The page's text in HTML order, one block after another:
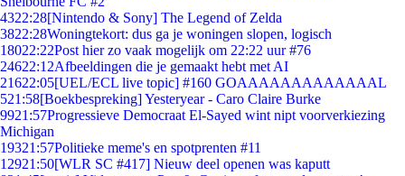
4322:28[Nintendo & Sony] The Legend of Zelda
3822:28Woningtekort: dus ga je woningen slopen, logisch
18022:22Post hier zo vaak mogelijk om 22:22 uur #76
24622:12Afbeeldingen die je gemaakt hebt met AI
21622:05[UEL/ECL live topic] #160 GOAAAAAAAAAAAAAL
521:58[Boekbespreking] Yesteryear - Caro Claire Burke
9921:57Progressieve Democraat El-Sayed wint nipt voorverkiezing
Michigan
19321:57Politieke meme's en spotprenten #11
12921:50[WLR SC #417] Nieuw deel openen was kaputt